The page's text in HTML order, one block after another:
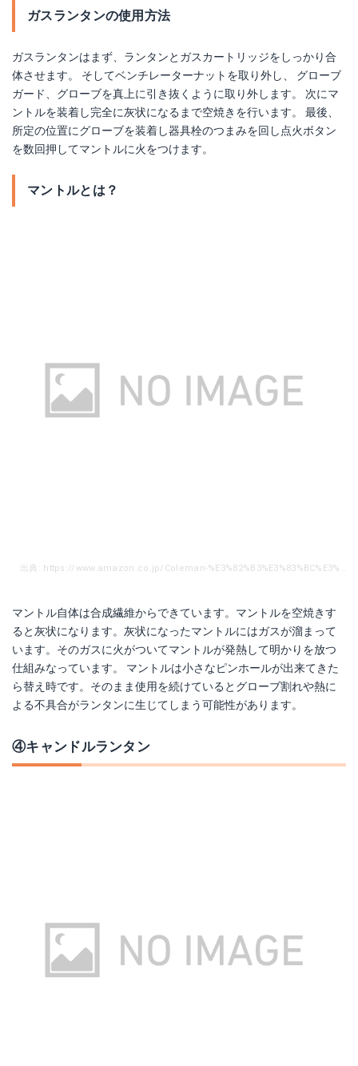
スノーピーク パイルドライバー
Amazonで詳細を見る
楽天で詳細を見る
ガスランタンの使用方法
ガスランタンはまず、ランタンとガスカートリッジをしっかり合
体させます。 そしてベンチレーターナットを取り外し、 グローブ
ガード、グローブを真上に引き抜くように取り外します。 次にマ
ントルを装着し完全に灰状になるまで空焼きを行います。 最後、
所定の位置にグローブを装着し器具栓のつまみを回し点火ボタン
を数回押してマントルに火をつけます。
マントルとは？
マントル自体は合成繊維からできています。マントルを空焼きす
ると灰状になります。灰状になったマントルにはガスが溜まって
います。そのガスに火がついてマントルが発熱して明かりを放つ
仕組みなっています。 マントルは小さなピンホールが出来てきた
ら替え時です。そのまま使用を続けているとグローブ割れや熱に
よる不具合がランタンに生じてしまう可能性があります。
④キャンドルランタン